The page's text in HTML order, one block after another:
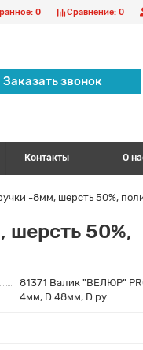
Сравнение: 0
0
Заказать звонок
Контакты О
-8мм, шерсть 50%,
50%,
81371 Валик "ВЕЛЮР"
4мм, D 48мм, D ру